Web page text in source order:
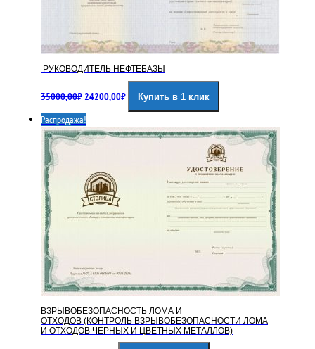
РУКОВОДИТЕЛЬ НЕФТЕБАЗЫ
35000,00₽цена
составляла
35000,00₽.
24200,00₽цена:Купить в 1 клик
Распродажа!
ВЗРЫВОБЕЗОПАСНОСТЬ ЛОМА И
ОТХОДОВ (КОНТРОЛЬ ВЗРЫВОБЕЗОПАСНОСТИ ЛОМА
И ОТХОДОВ ЧЁРНЫХ И ЦВЕТНЫХ МЕТАЛЛОВ)